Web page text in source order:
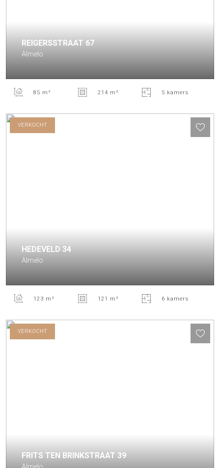
REIGERSSTRAAT 67
Almelo
85 m² 214 m² 5 kamers
VERKOCHT
HEDEVELD 34
Almelo
123 m² 121 m² 6 kamers
VERKOCHT
FRITS TEN BRINKSTRAAT 39